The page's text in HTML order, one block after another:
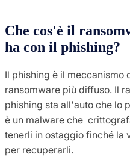
Che cos'è il
ha con il phishing?
Il phishing è il meccanismo
ransomware più diffuso. Il
phishing sta all'auto che lo
è un malware che
tenerli in ostaggio finché la
per recuperarli.